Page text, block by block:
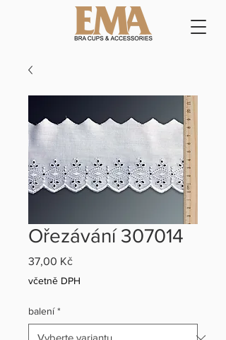
Ořezávání 307014
37,00 KčCena
včetně DPH
balení *